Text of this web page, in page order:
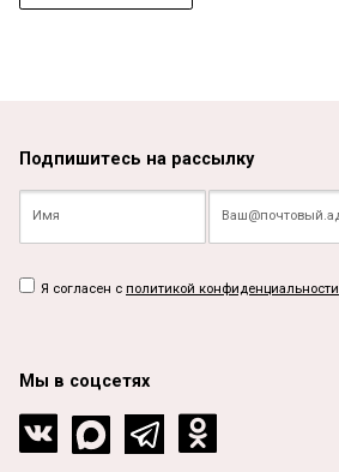
Подпишитесь на рассылку
Я согласен с политикой конфиденциальности
Мы в соцсетях